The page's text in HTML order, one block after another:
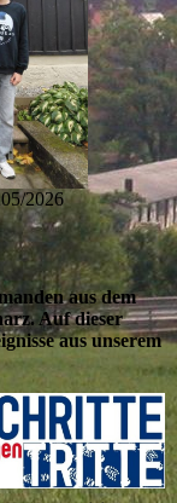
2026
aus dem
Auf dieser
aus unserem